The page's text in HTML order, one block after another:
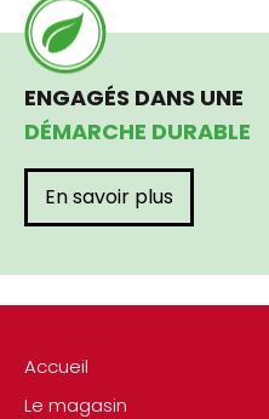
Accueil
Le magasin
ENGAGÉS DANS UNE
DÉMARCHE DURABLE
En savoir plus